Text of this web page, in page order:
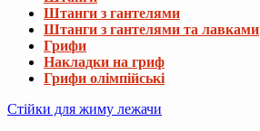
Штанги з гантелями
Штанги з гантелями та лавками
Грифи
Накладки на гриф
Грифи олімпійські
Стійки для жиму лежачи